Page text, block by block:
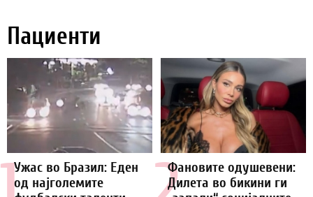
Пациенти
Ужас во Бразил: Еден
од најголемите
Фановите одушевени:
Дилета во бикини ги